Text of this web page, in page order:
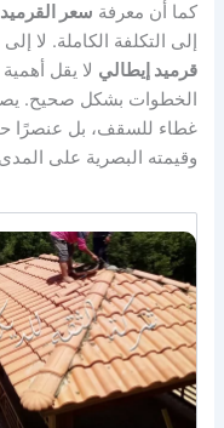
كما أن معرفة سعر القرميد
إلى التكلفة الكاملة. لا
قرميد إيطالي لا يقل
الخطوات بشكل صحيح.
غطاء للسقف، بل عنصرًا
وقيمته البصرية على